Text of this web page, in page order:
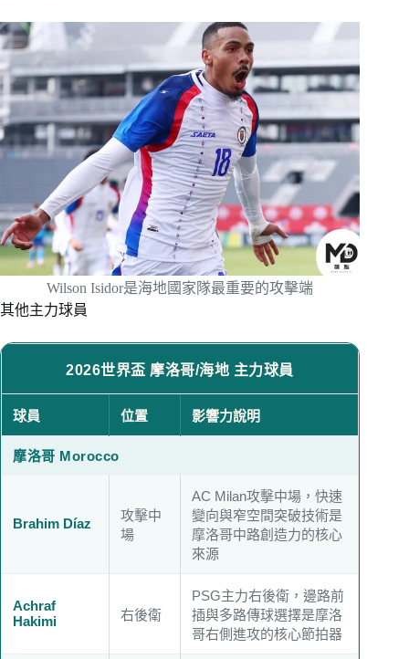
Wilson Isidor是海地國家隊最重要的攻擊端
其他主力球員
2026世界盃 摩洛哥/海地 主力球員
球員 位置 影響力說明
摩洛哥 Morocco
Brahim Díaz
攻擊中
場
AC Milan攻擊中場，快速
變向與窄空間突破技術是
摩洛哥中路創造力的核心
來源
Achraf
Hakimi
右後衛
PSG主力右後衛，邊路前
插與多路傳球選擇是摩洛
哥右側進攻的核心節拍器